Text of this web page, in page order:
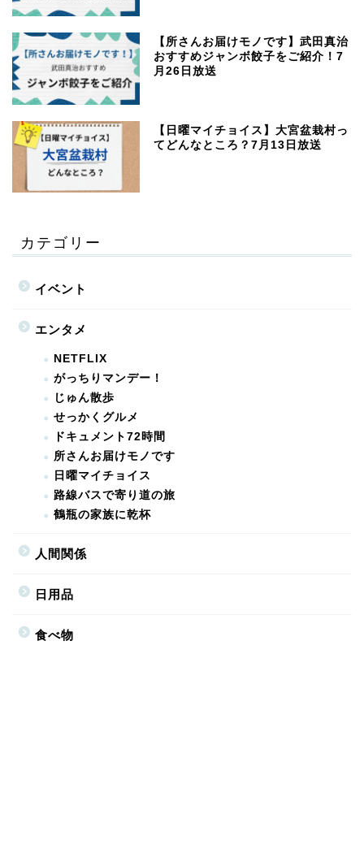
【所さんお届けモノです】武田真治
おすすめジャンボ餃子をご紹介！7
月26日放送
【日曜マイチョイス】大宮盆栽村っ
てどんなところ？7月13日放送
カテゴリー
イベント
エンタメ
NETFLIX
がっちりマンデー！
じゅん散歩
せっかくグルメ
ドキュメント72時間
所さんお届けモノです
日曜マイチョイス
路線バスで寄り道の旅
鶴瓶の家族に乾杯
人間関係
日用品
食べ物